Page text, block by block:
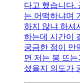
다고 했습니다.
는 어떡하냐며
하지 않냐 하셔
하는데 시간이
궁금한 점이 만
면 저는 붕 뜨
셨을지 의도가